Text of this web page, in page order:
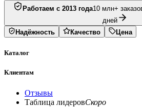
Работаем с 2013 года10 млн+
дней
Надёжность
Качество Цена
Каталог
Клиентам
Отзывы
Таблица лидеровСкоро